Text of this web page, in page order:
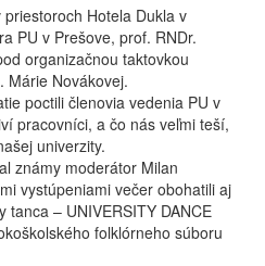
Hotela Dukla v
PU v Prešove, prof. RNDr.
organizačnou taktovkou
Márie Novákovej.
poctili členovia vedenia PU v
pracovníci, a čo nás veľmi teší,
univerzity.
známy moderátor Milan
vystúpeniami večer obohatili aj
– UNIVERSITY DANCE
folklórneho súboru